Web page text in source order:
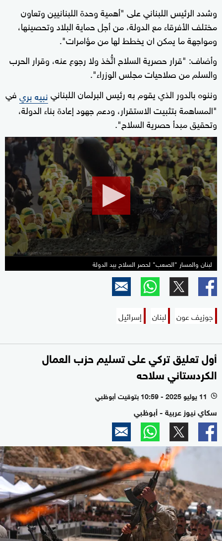
وشدد الرئيس اللبناني على "أهمية وحدة اللبنانيين وتعاون
مختلف الأفرقاء مع الدولة، من أجل حماية البلاد وتحصينها،
ومواجهة ما يمكن ان يخطط لها من مؤامرات".
وأضاف: "قرار حصرية السلاح اتُّخذ ولا رجوع عنه، وقرار الحرب
والسلم من صلاحيات مجلس الوزراء".
وننوه بالدور الذي يقوم به رئيس البرلمان اللبنانينبيه بريفي
"المساهمة بتثبيت الاستقرار، ودعم جهود إعادة بناء الدولة،
وتحقيق مبدأ حصرية السلاح".
0
seconds
of
minutes,
6
seconds
لبنان والمسار "الصعب" لحصر السلاح بيد الدولة
جوزيف عون لبنان إسرائيل
أول تعليق تركي على تسليم حزب العمال
الكردستاني سلاحه
l 11 يوليو 2025 - 10:59 بتوقيت أبوظبي
سكاي نيوز عربية - أبوظبي